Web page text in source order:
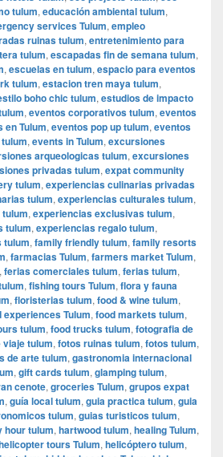
tulum, educación ambiental tulum,
services Tulum, empleo
ruinas tulum, entretenimiento para
tulum, escapadas fin de semana tulum,
, escuelas en tulum, espacio para eventos
tulum, estacion tren maya tulum,
boho chic tulum, estudios de impacto
, eventos corporativos tulum, eventos
en Tulum, eventos pop up tulum, eventos
, events in Tulum, excursiones
arqueologicas tulum, excursiones
privadas tulum, expat community
tulum, experiencias culinarias privadas
tulum, experiencias culturales tulum,
, experiencias exclusivas tulum,
tulum, experiencias regalo tulum,
tulum, family friendly tulum, family resorts
, farmacias Tulum, farmers market Tulum,
, ferias comerciales tulum, ferias tulum,
, fishing tours Tulum, flora y fauna
, floristerias tulum, food & wine tulum,
experiences Tulum, food markets tulum,
tulum, food trucks tulum, fotografia de
tulum, fotos ruinas tulum, fotos tulum,
de arte tulum, gastronomia internacional
, gift cards tulum, glamping tulum,
cenote, groceries Tulum, grupos expat
, guía local tulum, guia practica tulum, guia
tulum, guias turisticos tulum,
hour tulum, hartwood tulum, healing Tulum,
tours Tulum, helicóptero tulum,